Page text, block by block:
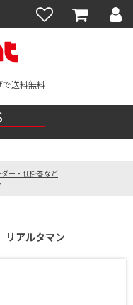
送料無料
ー・仕掛巻など
アルタマン